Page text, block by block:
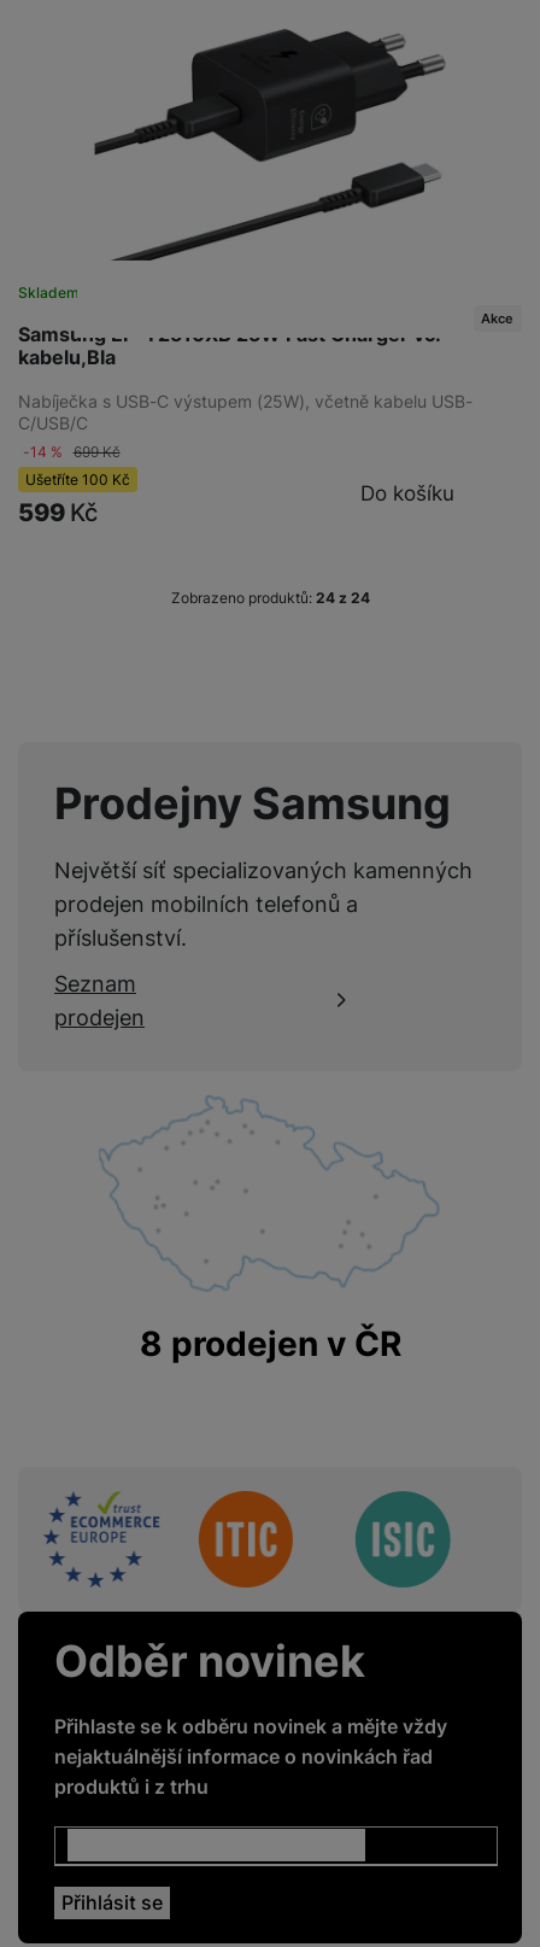
Samsung EP-T2510XB 25W Fast Charger vč.
kabelu,Bla
Skladem
Akce
Nabíječka s USB-C výstupem (25W), včetně kabelu USB-
C/USB/C
-14 % 699Kč
Ušetříte 100 Kč
599 Kč
Do košíku
Zobrazeno produktů: z 24
Prodejny Samsung
Největší síť specializovaných kamenných
prodejen mobilních telefonů a
příslušenství.
Seznam
prodejen
8 prodejen v ČR
Sdružení
Odběr novinek
Přihlaste se k odběru novinek a mějte vždy
nejaktuálnější informace o novinkách řad
produktů i z trhu